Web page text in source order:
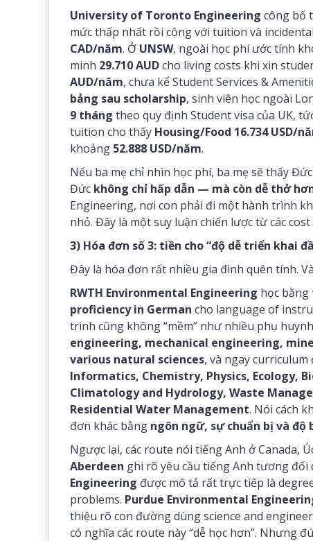
University of Toronto Engineering công bố
mức thấp nhất rồi cộng với tuition và
CAD/năm. Ở UNSW, ngoài học phí ước tính
minh 29.710 AUDcho living costs khi xin
AUD/năm, chưa kể Student Services &
bảng sau scholarship, sinh viên học ngoài
9 tháng theo quy định Student visa của UK,
tuition cho thấy Housing/Food 16.734 USD/
khoảng 52.888 USD/năm.
Nếu ba mẹ chỉ nhìn học phí, ba mẹ sẽ thấy
Đức không chỉ hấp dẫn — mà còn dễ thở
Engineering, nơi con phải đi một hành trình
nhỏ. Đây là một suy luận chiến lược từ các
3) Hóa đơn số 3: tiền cho “độ dễ triển khai
Đây là hóa đơn rất nhiều gia đình quên tính.
RWTH Environmental Engineering học bằng
proficiency in German cho language of
trình cũng không “mềm” như nhiều phụ
engineering, mechanical engineering,
various natural sciences, và ngay curriculum
Informatics, Chemistry, Physics, Ecology,
Climatology and Hydrology, Waste
Residential Water Management. Nói cách
đơn khác bằng ngôn ngữ, sự chuẩn bị và độ
Ngược lại, các route nói tiếng Anh ở Canada,
Aberdeen ghi rõ yêu cầu tiếng Anh tương đối
Engineering được mô tả rất trực tiếp là
problems. Purdue Environmental
thiệu rõ con đường dùng science and
có nghĩa các route này “dễ học hơn”. Nhưng